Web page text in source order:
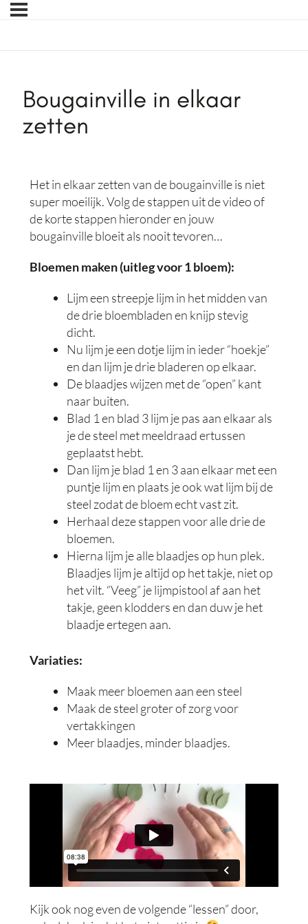
Bougainville in elkaar
zetten
Het in elkaar zetten van de bougainville is niet
super moeilijk. Volg de stappen uit de video of
de korte stappen hieronder en jouw
bougainville bloeit als nooit tevoren…
Bloemen maken (uitleg voor 1 bloem):
Lijm een streepje lijm in het midden van
de drie bloembladen en knijp stevig
dicht.
Nu lijm je een dotje lijm in ieder “hoekje”
en dan lijm je drie bladeren op elkaar.
De blaadjes wijzen met de “open” kant
naar buiten.
Blad 1 en blad 3 lijm je pas aan elkaar als
je de steel met meeldraad ertussen
geplaatst hebt.
Dan lijm je blad 1 en 3 aan elkaar met een
puntje lijm en plaats je ook wat lijm bij de
steel zodat de bloem echt vast zit.
Herhaal deze stappen voor alle drie de
bloemen.
Hierna lijm je alle blaadjes op hun plek.
Blaadjes lijm je altijd op het takje, niet op
het vilt. “Veeg” je lijmpistool af aan het
takje, geen klodders en dan duw je het
blaadje ertegen aan.
Variaties:
Maak meer bloemen aan een steel
Maak de steel groter of zorg voor
vertakkingen
Meer blaadjes, minder blaadjes.
Kijk ook nog even de volgende “lessen” door,